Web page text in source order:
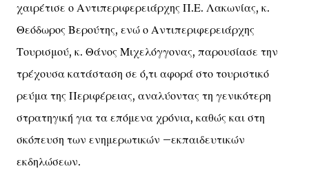
χαιρέτισε ο Αντιπεριφερειάρχης Π.Ε. Λακωνίας, κ.
Θεόδωρος Βερούτης, ενώ ο Αντιπεριφερειάρχης
Τουρισμού, κ. Θάνος Μιχελόγγονας, παρουσίασε την
τρέχουσα κατάσταση σε ό,τι αφορά στο τουριστικό
ρεύμα της Περιφέρειας, αναλύοντας τη γενικότερη
στρατηγική για τα επόμενα χρόνια, καθώς και στη
σκόπευση των ενημερωτικών –εκπαιδευτικών
εκδηλώσεων.